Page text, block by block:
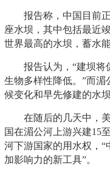
报告称，中国目前正
座水坝，其中包括最近
世界最高的水坝，蓄水
报告认为，“建坝将促
生物多样性降低。”而
候变化和早先修建的水坝
在随后的几天中，美
国在湄公河上游兴建15
河下游国家的用水权，
加影响力的新工具”。